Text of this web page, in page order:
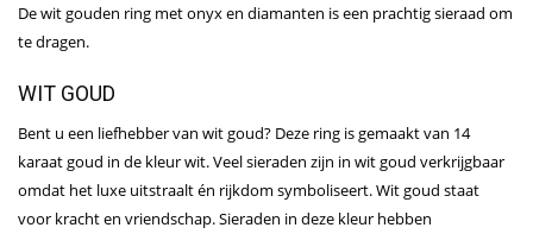
De wit gouden ring met onyx en diamanten is een prachtig sieraad om
te dragen.
WIT GOUD
Bent u een liefhebber van wit goud? Deze ring is gemaakt van 14
karaat goud in de kleur wit. Veel sieraden zijn in wit goud verkrijgbaar
omdat het luxe uitstraalt én rijkdom symboliseert. Wit goud staat
voor kracht en vriendschap. Sieraden in deze kleur hebben